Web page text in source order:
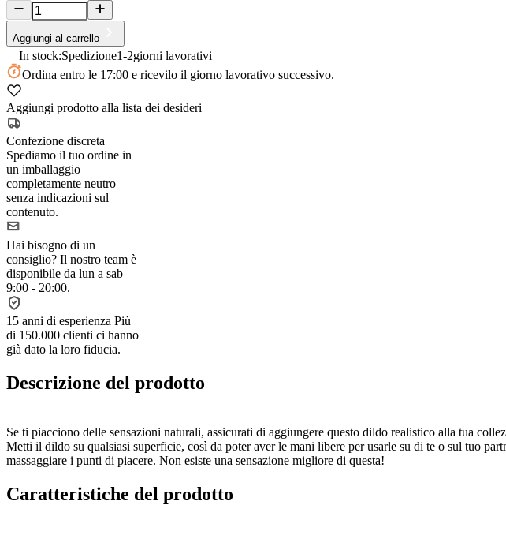
Aggiungi al carrello
In stock:Spedizione1-2giorni lavorativi
Ordina entro le 17:00 e ricevilo il giorno lavorativo successivo.
Aggiungi prodotto alla lista dei desideri
Confezione discreta
Spediamo il tuo ordine in
un imballaggio
completamente neutro
senza indicazioni sul
contenuto.
Hai bisogno di un
consiglio? Il nostro team è
disponibile da lun a sab
9:00 - 20:00.
15 anni di esperienza Più
di 150.000 clienti ci hanno
già dato la loro fiducia.
Descrizione del prodotto
Se ti piacciono delle sensazioni naturali, assicurati di aggiungere questo dildo realistico alla tua
Metti il dildo su qualsiasi superficie, così da poter aver le mani libere per usarle su di te o sul tuo
massaggiare i punti di piacere. Non esiste una sensazione migliore di questa!
Caratteristiche del prodotto